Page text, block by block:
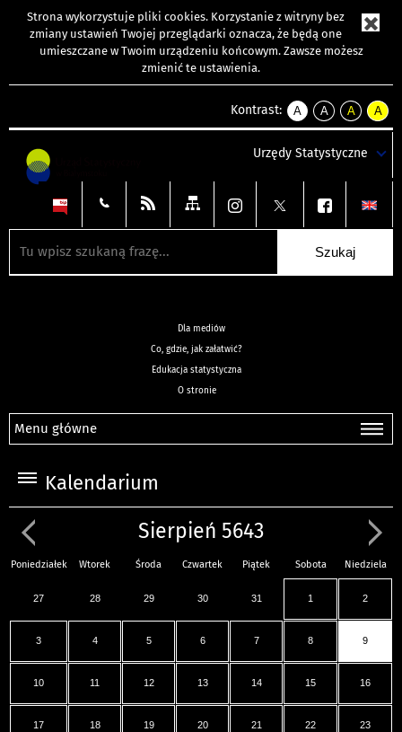
Strona wykorzystuje pliki cookies. Korzystanie z witryny bez
zmiany ustawień Twojej przeglądarki oznacza, że będą one
umieszczane w Twoim urządzeniu końcowym. Zawsze możesz
zmienić te ustawienia.
Kontrast:
A
kontrast
A
kontrast
tekst
czarnym
A
kontrast
tekst
czarnym
A
tekst
żółtym
Urzędy Statystyczne
Dla mediów
Co, gdzie, jak załatwić?
Edukacja statystyczna
O stronie
Menu główne
Kalendarium
Sierpień 5643
Poniedziałek Wtorek Środa Czwartek Piątek Sobota Niedziela
27 28 29 30 31 1 2
3 4 5 6 7 8 9
10 11 12 13 14 15 16
17 18 19 20 21 22 23